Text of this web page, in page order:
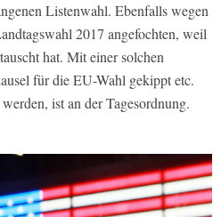
Listenwahl. Ebenfalls wegen
2017 angefochten, weil
hat. Mit einer solchen
für die EU-Wahl gekippt etc.
ist an der Tagesordnung.